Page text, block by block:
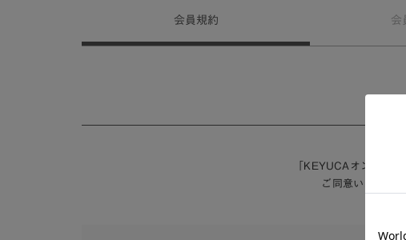
会員 規約 会
「KEYUCAオンライ
ご同意いただけ